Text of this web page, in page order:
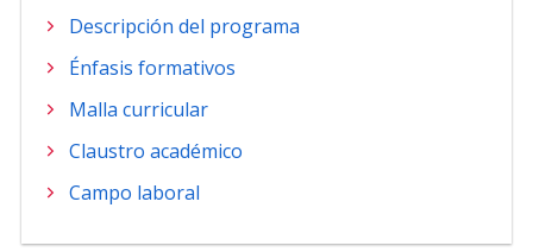
EXTENSIÓN
PUBLICACIONES
Descripción del programa
Énfasis formativos
Malla curricular
Claustro académico
Campo laboral